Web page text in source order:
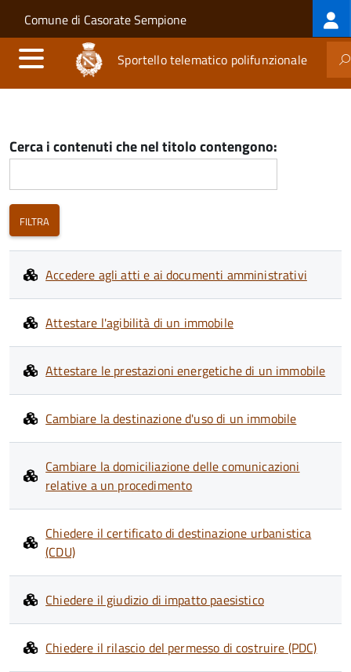
Salta al contenuto principale
Skip to site navigation
Comune di Casorate Sempione
Sportello telematico polifunzionale
Cerca i contenuti che nel titolo contengono:
Accedere agli atti e ai documenti amministrativi
Attestare l'agibilità di un immobile
Attestare le prestazioni energetiche di un immobile
Cambiare la destinazione d'uso di un immobile
Cambiare la domiciliazione delle comunicazioni
relative a un procedimento
Chiedere il certificato di destinazione urbanistica
(CDU)
Chiedere il giudizio di impatto paesistico
Chiedere il rilascio del permesso di costruire (PDC)